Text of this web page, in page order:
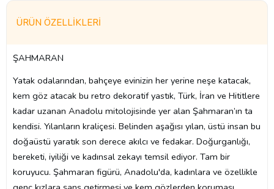
ÜRÜN ÖZELLIKLERI
ŞAHMARAN
Yatak odalarından, bahçeye evinizin her yerine neşe katacak,
kem göz atacak bu retro dekoratif yastık, Türk, İran ve Hititlere
kadar uzanan Anadolu mitolojisinde yer alan Şahmaran’ın ta
kendisi. Yılanların kraliçesi. Belinden aşağısı yılan, üstü insan bu
doğaüstü yaratık son derece akılcı ve fedakar. Doğurganlığı,
bereketi, iyiliği ve kadınsal zekayı temsil ediyor. Tam bir
koruyucu. Şahmaran figürü, Anadolu'da, kadınlara ve özellikle